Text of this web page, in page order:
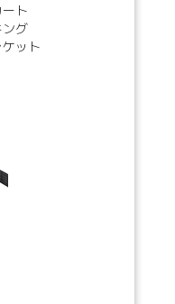
ート
ング
ケット